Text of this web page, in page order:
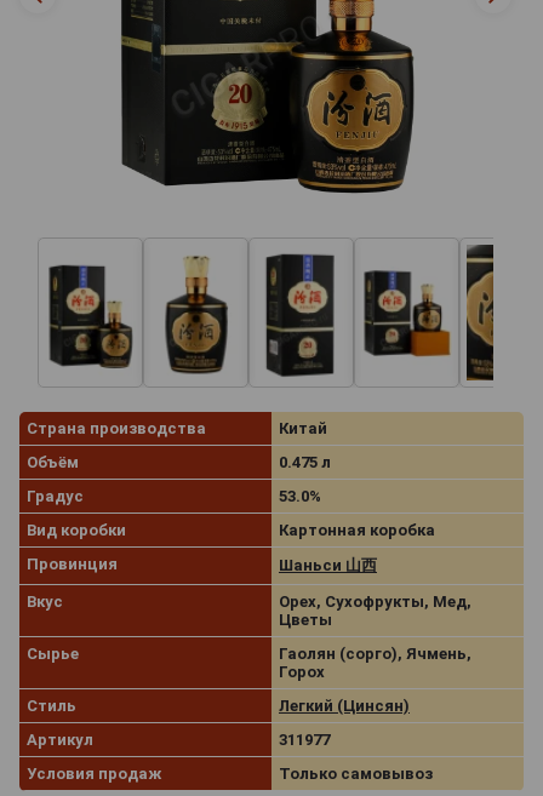
Страна производства
Китай
Объём
0.475 л
Градус
53.0%
Вид коробки
Картонная коробка
Провинция
Шаньси 山西
Вкус
Орех, Сухофрукты, Мед,
Цветы
Сырье
Гаолян (сорго), Ячмень,
Горох
Стиль
Легкий (Цинсян)
Артикул
311977
Условия продаж
Только самовывоз